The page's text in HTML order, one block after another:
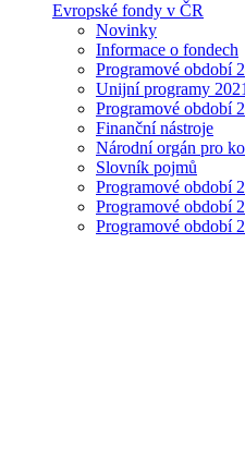
Evropské fondy v ČR
Novinky
Informace o fondech
Programové období
Unijní programy
Programové období
Finanční nástroje
Národní orgán pro
Slovník pojmů
Programové období
Programové období
Programové období